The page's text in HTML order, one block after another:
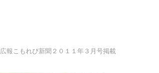
広報こもれび新聞２０１１年３月号掲載